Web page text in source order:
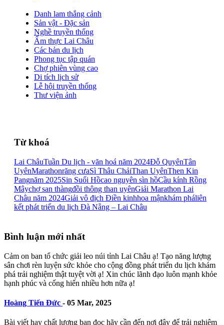
Danh lam thắng cảnh
Sản vật - Đặc sản
Nghề truyền thống
Ẩm thực Lai Châu
Các bản du lịch
Phong tục tập quán
Chợ phiên vùng cao
Di tích lịch sử
Lễ hội truyền thống
Thư viện ảnh
Từ khoá
Lai ChâuTuần Du lịch - văn hoá năm 2024Đỗ QuyênTân
UyênMarathonrăng cưaSì Thâu ChảiThan UyênThen Kin
Pangnăm 2025Sin Suối Hồcao nguyên sìn hồCầu kính Rồng
Mâychợ san thàngđồi thông than uyênGiải Marathon Lai
Châu năm 2024Giải vô địch Điền kinhhoa mậnkhám pháliên
kết phát triển du lịch Đà Nẵng – Lai Châu
Bình luận mới nhất
Cảm on ban tổ chức giải leo núi tỉnh Lai Châu ạ! Tạo năng lượng
sân chơi rèn luyện sức khỏe cho cộng đồng phát triển du lịch khám
phá trải nghiệm thật tuyệt vời ạ! Xin chúc lãnh đạo luôn mạnh khỏe
hạnh phúc và cống hiến nhiều hơn nữa ạ!
Hoàng Tiến Đức - 05 Mar, 2025
Bài viết hay chất lượng bạn đọc hãy cần đến nơi đây để trải nghiệm